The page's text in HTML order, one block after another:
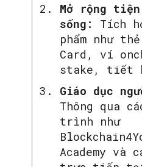
Mở rộng
sống:
Tích
phẩm như
Card, ví
stake, tiết
Giáo dục
Thông qua
trình như
Academy và